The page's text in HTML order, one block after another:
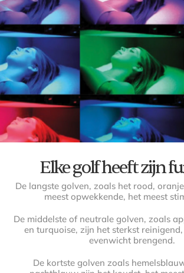
Elke golf heeft zijn
De langste golven, zoals het rood,
meest opwekkende, het meest
De middelste of neutrale golven, zoals
en turquoise, zijn het sterkst
evenwicht brengend.
De kortste golven zoals